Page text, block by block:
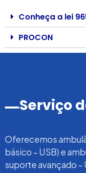
Conheça a lei
PROCON
Serviço
Oferecemos
básico – USB) e
suporte avançado –